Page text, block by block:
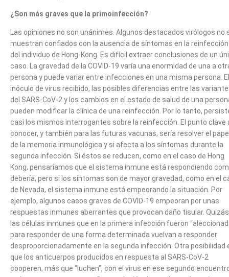
¿Son más graves que la primoinfección?
Las opiniones no son unánimes. Algunos destacados virólogos no
muestran confiados con la ausencia de síntomas en la reinfección
del individuo de Hong-Kong. Es difícil extraer conclusiones de un
caso. La gravedad de la COVID-19 varía una enormidad de una a
persona y puede variar entre infecciones en una misma persona. El
inóculo de virus recibido, las posibles diferencias entre las
del SARS-CoV-2 y los cambios en el estado de salud de una
pueden modificar la clínica de una reinfección. Por lo tanto,
casi los mismos interrogantes sobre la reinfección. El punto clave
conocer, y también para las futuras vacunas, sería resolver el
de la memoria inmunológica y si afecta a los síntomas durante la
segunda infección. Si éstos se reducen, como en el caso de Hong
Kong, pensaríamos que el sistema inmune está respondiendo
debería, pero si los síntomas son de mayor gravedad, como en el
de Nevada, el sistema inmune está empeorando la situación. Por
ejemplo, algunos casos graves de COVID-19 empeoran por unas
respuestas inmunes aberrantes que provocan daño tisular. Quizás
las células inmunes que en la primera infección fueron
para responder de una forma determinada vuelvan a responder
desproporcionadamente en la segunda infección. Otra posibilidad
que los anticuerpos producidos en respuesta al SARS-CoV-2
cooperen, más que “luchen”, con el virus en ese segundo